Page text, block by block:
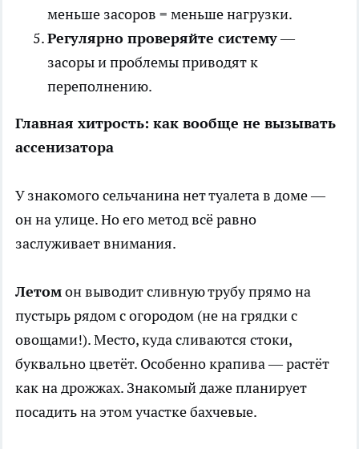
меньше засоров = меньше нагрузки.
Регулярно проверяйте систему—
засоры и проблемы приводят к
переполнению.
Главная хитрость: как вообще не вызывать
ассенизатора
У знакомого сельчанина нет туалета в доме —
он на улице. Но его метод всё равно
заслуживает внимания.
Летомон выводит сливную трубу прямо на
пустырь рядом с огородом (не на грядки с
овощами!). Место, куда сливаются стоки,
буквально цветёт. Особенно крапива — растёт
как на дрожжах. Знакомый даже планирует
посадить на этом участке бахчевые.